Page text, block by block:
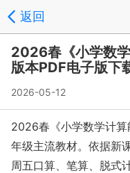
返回
2026春《小学数
版本PDF电子版下
2026-05-12
2026春《小学数学计
年级主流教材。依据新
周五口算、笔算、脱式